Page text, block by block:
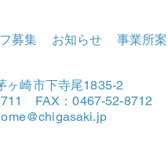
募集 お知らせ 事業所
ヶ崎市下寺尾1835-2
FAX：0467-52-8712